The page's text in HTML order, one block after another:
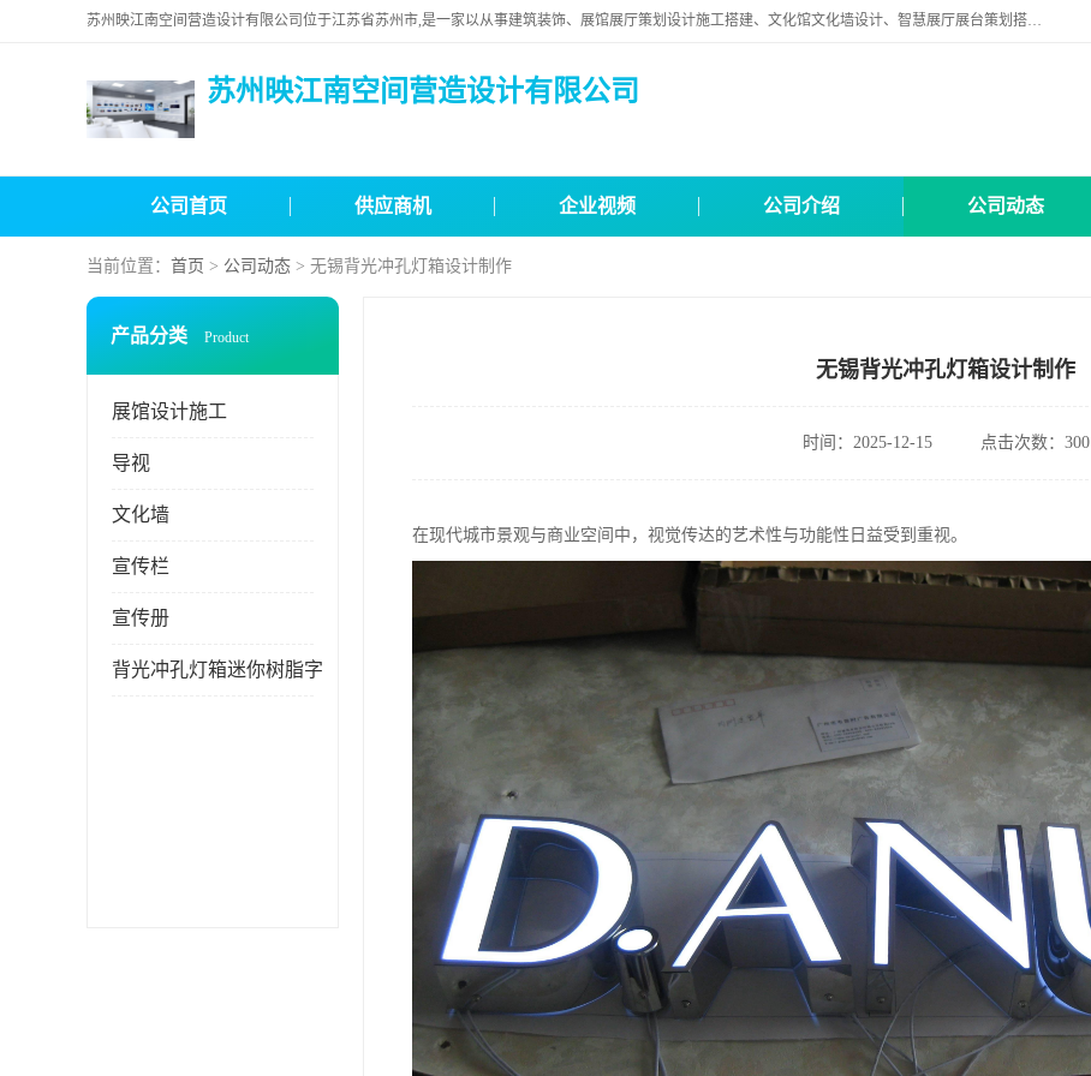
苏州映江南空间营造设计有限公司位于江苏省苏州市,是一家以从事建筑装饰、展馆展厅策划设计施工搭建、文化馆文化墙设计、智慧展厅展台策划搭建和其他建筑装饰装修业为主的企业。
苏州映江南空间营造设计有限公司
公司首页 供应商机 企业视频 公司介绍 公司动态
当前位置： 首页 > 公司动态 > 无锡背光冲孔灯箱设计制作
产品分类 Product
展馆设计施工
导视
文化墙
宣传栏
宣传册
背光冲孔灯箱迷你树脂字
无锡背光冲孔灯箱设计制作
时间：2025-12-15 点击次数：300
在现代城市景观与商业空间中，视觉传达的艺术性与功能性日益受到重视。